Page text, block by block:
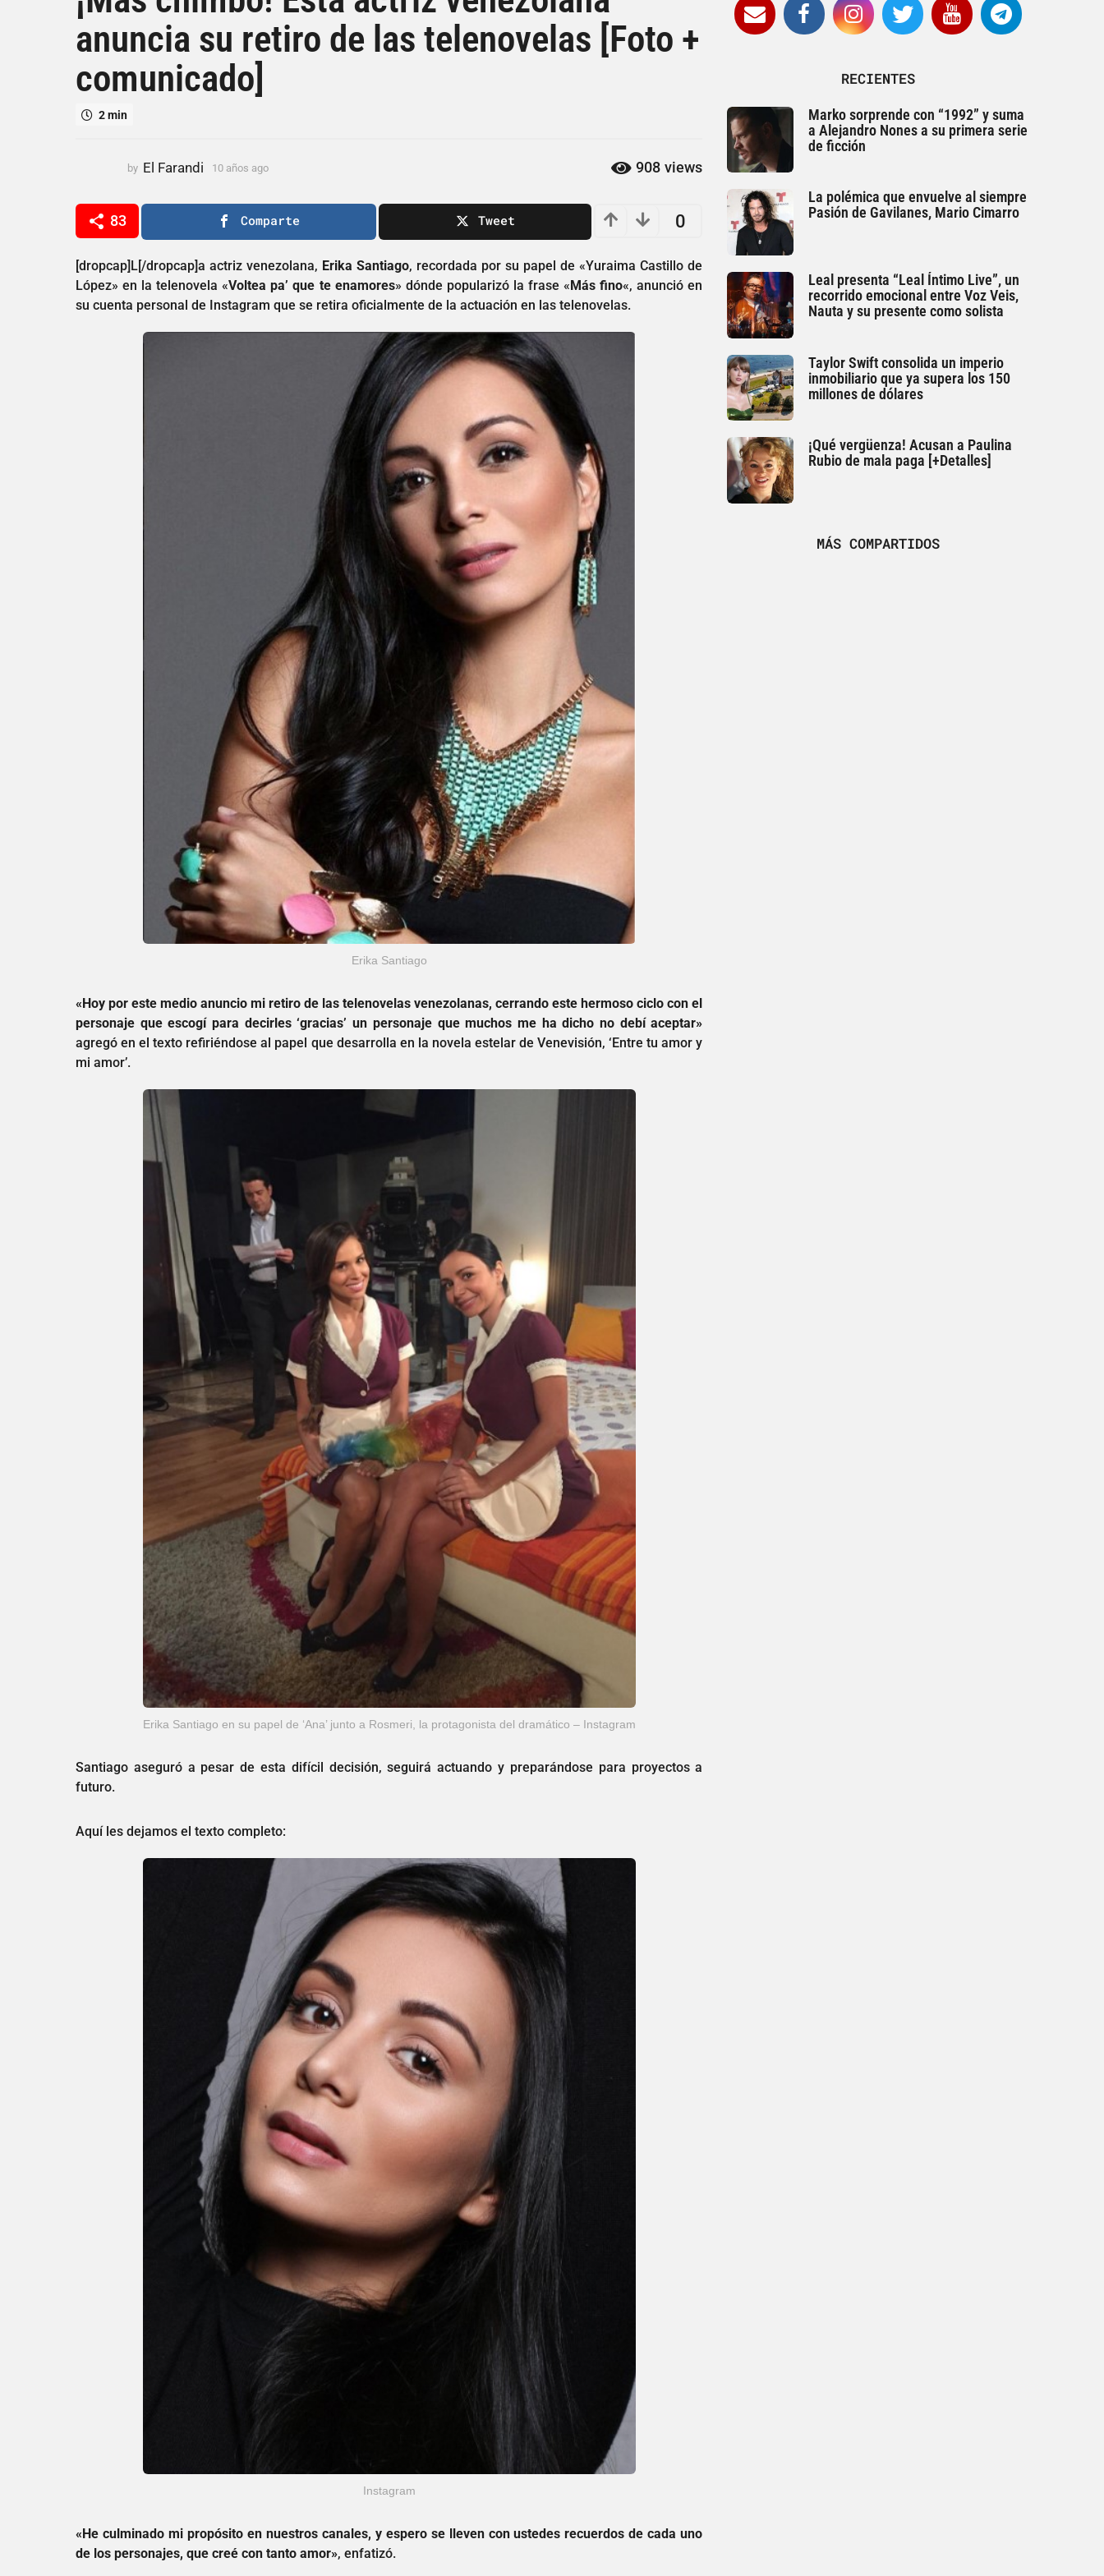
a
o
a
ñ
s
a
g
o
anuncia su retiro de las telenovelas [Foto +
comunicado]
2 min
by El Farandi 10 años ago
a
o
908 views
83 0
Comparte Tweet
[dropcap]L[/dropcap]a actriz venezolana, Erika Santiago, recordada por su papel de «Yuraima Castillo de
López» en la telenovela «Voltea pa’ que te enamores» dónde popularizó la frase «Más fino«, anunció en
su cuenta personal de Instagram que se retira oficialmente de la actuación en las telenovelas.
Erika Santiago
«Hoy por este medio anuncio mi retiro de las telenovelas venezolanas, cerrando este hermoso ciclo con el
personaje que escogí para decirles ‘gracias’ un personaje que muchos me ha dicho no debí aceptar»
agregó en el texto refiriéndose al papel que desarrolla en la novela estelar de Venevisión, ‘Entre tu amor y
mi amor’.
Erika Santiago en su papel de ‘Ana’ junto a Rosmeri, la protagonista del dramático – Instagram
Santiago aseguró a pesar de esta difícil decisión, seguirá actuando y preparándose para proyectos a
futuro.
Aquí les dejamos el texto completo:
Instagram
«He culminado mi propósito en nuestros canales, y espero se lleven con ustedes recuerdos de cada uno
de los personajes, que creé con tanto amor», enfatizó.
RECIENTES
Marko sorprende con “1992” y suma
a Alejandro Nones a su primera serie
de ficción
La polémica que envuelve al siempre
Pasión de Gavilanes, Mario Cimarro
Leal presenta “Leal Íntimo Live”, un
recorrido emocional entre Voz Veis,
Nauta y su presente como solista
Taylor Swift consolida un imperio
inmobiliario que ya supera los 150
millones de dólares
¡Qué vergüenza! Acusan a Paulina
Rubio de mala paga [+Detalles]
MÁS COMPARTIDOS